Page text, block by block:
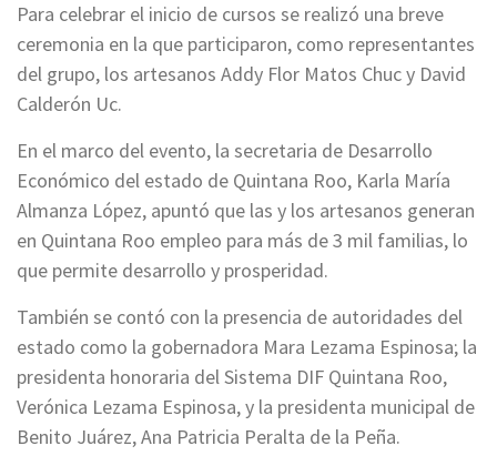
Para celebrar el inicio de cursos se realizó una breve
ceremonia en la que participaron, como representantes
del grupo, los artesanos Addy Flor Matos Chuc y David
Calderón Uc.
En el marco del evento, la secretaria de Desarrollo
Económico del estado de Quintana Roo, Karla María
Almanza López, apuntó que las y los artesanos generan
en Quintana Roo empleo para más de 3 mil familias, lo
que permite desarrollo y prosperidad.
También se contó con la presencia de autoridades del
estado como la gobernadora Mara Lezama Espinosa; la
presidenta honoraria del Sistema DIF Quintana Roo,
Verónica Lezama Espinosa, y la presidenta municipal de
Benito Juárez, Ana Patricia Peralta de la Peña.